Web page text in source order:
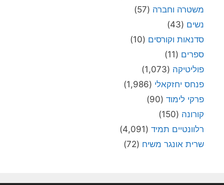
משטרה וחברה (57)
נשים (43)
סדנאות וקורסים (10)
ספרים (11)
פוליטיקה (1,073)
פנחס יחזקאלי (1,986)
פרקי לימוד (90)
קורונה (150)
רלוונטיים תמיד (4,091)
שרית אונגר משיח (72)